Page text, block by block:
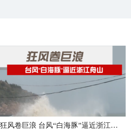
狂风卷巨浪 台风“白海豚”逼近浙江舟山